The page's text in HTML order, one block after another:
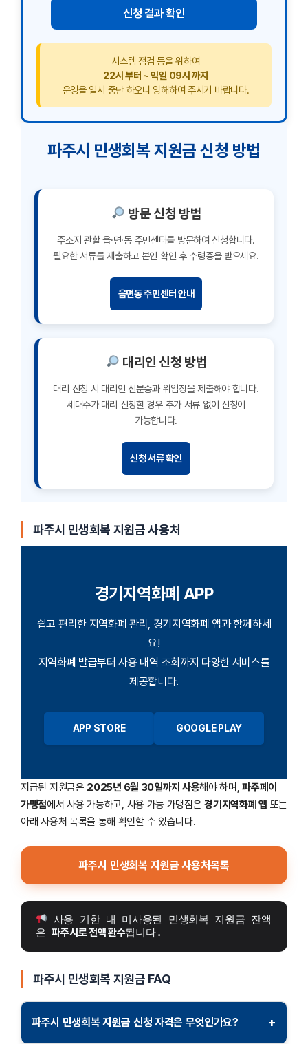
신청 결과 확인
시스템 점검 등을 위하여
22시 부터 ~ 익일 09시 까지
운영을 일시 중단 하오니 양해하여 주시기 바랍니다.
파주시 민생회복 지원금 신청 방법
방문 신청 방법
주소지 관할 읍·면·동 주민센터를 방문하여 신청합니다.
필요한 서류를 제출하고 본인 확인 후 수령증을 받으세요.
읍면동 주민센터 안내
대리인 신청 방법
대리 신청 시 대리인 신분증과 위임장을 제출해야 합니다.
세대주가 대리 신청할 경우 추가 서류 없이 신청이
가능합니다.
신청 서류 확인
파주시 민생회복 지원금사용처
경기지역화폐 APP
쉽고 편리한 지역화폐 관리, 경기지역화폐 앱과 함께하세
요!
지역화폐 발급부터 사용 내역 조회까지 다양한 서비스를
제공합니다.
APP STORE GOOGLE PLAY
지급된 지원금은 2025년 6월 30일까지 사용해야 하며,파주페이
가맹점에서 사용 가능하고, 사용 가능 가맹점은경기지역화폐 앱 또는
아래 사용처 목록을 통해 확인할 수 있습니다.
파주시 민생회복 지원금 사용처목록
사용 기한 내 미사용된 민생회복 지원금 잔액
은 파주시로 전액 환수됩니다.
파주시 민생회복 지원금 FAQ
파주시 민생회복 지원금 신청 자격은 무엇인가요? +